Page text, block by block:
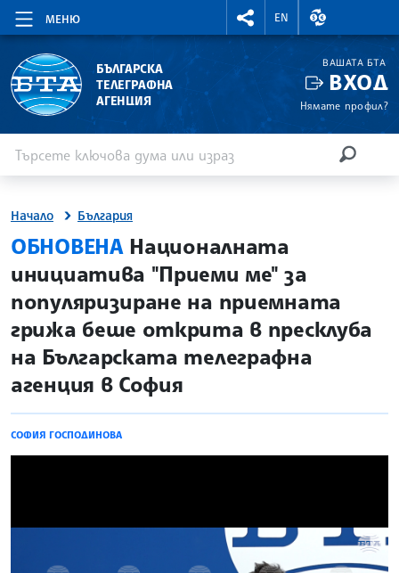
МЕНЮ
RIGHTMENU.SOCIAL
EN
ВАЛУТНИ
БЪЛГАРСКА
ТЕЛЕГРАФНА
АГЕНЦИЯ
ВАШАТА БТА
ВХОД
Нямате профил?
Начало България
site.bta
ОБНОВЕНАНационалната
инициатива "Приеми ме" за
популяризиране на приемната
грижа беше открита в пресклуба
на Българската телеграфна
агенция в София
СОФИЯ ГОСПОДИНОВА